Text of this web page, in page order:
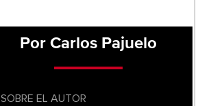
Por Carlos Pajuelo
SOBRE EL AUTOR